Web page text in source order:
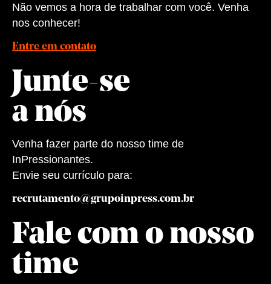
Não vemos a hora de trabalhar com você. Venha
nos conhecer!
Entre em contato
Junte-se
a nós
Venha fazer parte do nosso time de
InPressionantes.
Envie seu currículo para:
recrutamento@grupoinpress.com.br
Fale com o nosso
time